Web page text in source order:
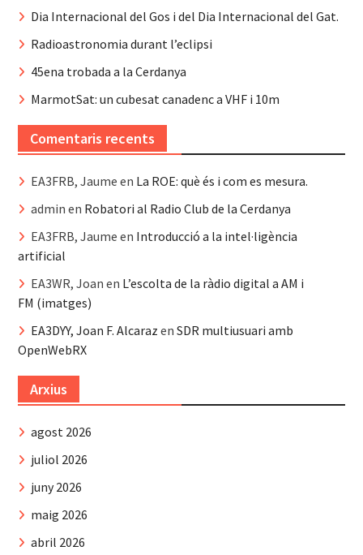
Dia Internacional del Gos i del Dia Internacional del Gat.
Radioastronomia durant l’eclipsi
45ena trobada a la Cerdanya
MarmotSat: un cubesat canadenc a VHF i 10m
Comentaris recents
EA3FRB, Jaume en La ROE: què és i com es mesura.
admin en Robatori al Radio Club de la Cerdanya
EA3FRB, Jaume en Introducció a la intel·ligència
artificial
EA3WR, Joan en L’escolta de la ràdio digital a AM i
FM (imatges)
EA3DYY, Joan F. Alcaraz en SDR multiusuari amb
OpenWebRX
Arxius
agost 2026
juliol 2026
juny 2026
maig 2026
abril 2026